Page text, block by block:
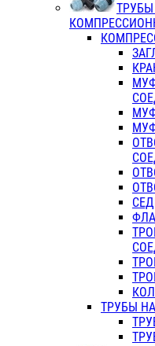
ТРУБЫ